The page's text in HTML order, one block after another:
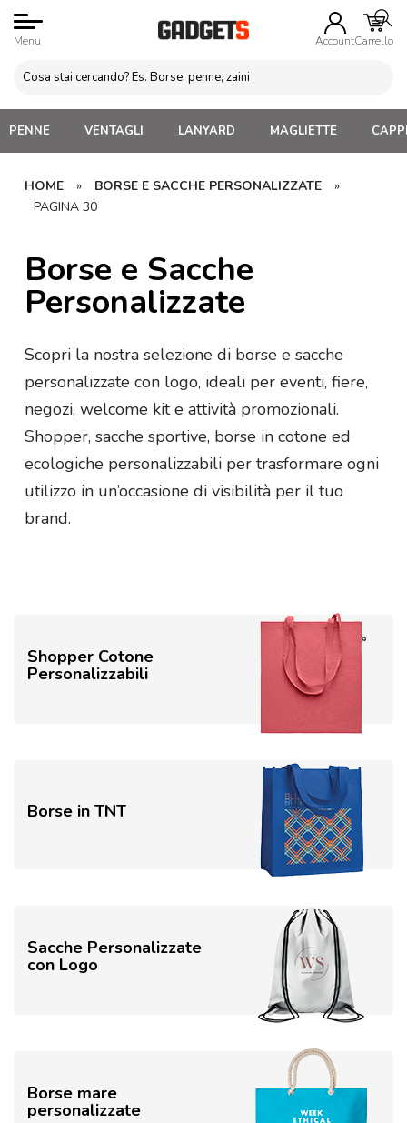
Menu AccountCarrello
PENNE VENTAGLI LANYARD MAGLIETTE
HOME » BORSE E SACCHE PERSONALIZZATE
»
PAGINA 30
Borse e Sacche
Personalizzate
Scopri la nostra selezione di borse e sacche
personalizzate con logo, ideali per eventi, fiere,
negozi, welcome kit e attività promozionali.
Shopper, sacche sportive, borse in cotone ed
ecologiche personalizzabili per trasformare ogni
utilizzo in un’occasione di visibilità per il tuo
brand.
Shopper Cotone
Personalizzabili
Borse in TNT
Sacche Personalizzate
con Logo
Borse mare
personalizzate